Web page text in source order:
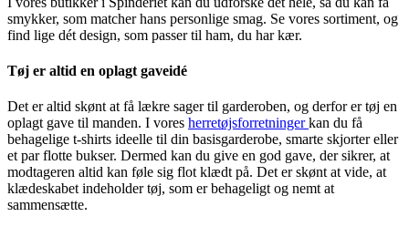
smykker, som matcher hans personlige smag. Se vores sortiment, og
find lige dét design, som passer til ham, du har kær.
Tøj er altid en oplagt gaveidé
Det er altid skønt at få lækre sager til garderoben, og derfor er tøj en
oplagt gave til manden. I vores herretøjsforretningerkan du få
behagelige t-shirts ideelle til din basisgarderobe, smarte skjorter eller
et par flotte bukser. Dermed kan du give en god gave, der sikrer, at
modtageren altid kan føle sig flot klædt på. Det er skønt at vide, at
klædeskabet indeholder tøj, som er behageligt og nemt at
sammensætte.